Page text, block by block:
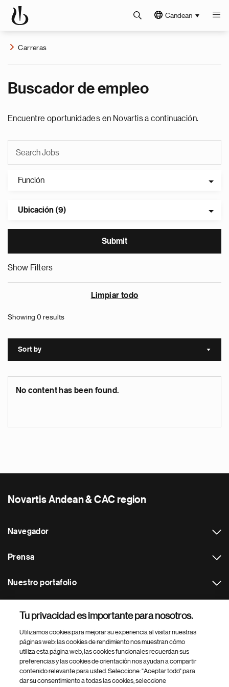
Candean
Carreras
Buscador de empleo
Encuentre oportunidades en Novartis a continuación.
Función
Ubicación (9)
Show Filters
Limpiar todo
Showing 0 results
Sort by Sort
No content has been found.
Novartis Andean & CAC region
Navegador
Prensa
Nuestro portafolio
Footer Site Search
Tu privacidad es importante para nosotros.
Utilizamos cookies para mejorar su experiencia al visitar nuestras
páginas web: las cookies de rendimiento nos muestran cómo
utiliza esta página web, las cookies funcionales recuerdan sus
preferencias y las cookies de orientación nos ayudan a compartir
contenido relevante para usted. Seleccione: "Aceptar todo" para
dar su consentimiento a todas las cookies, seleccione